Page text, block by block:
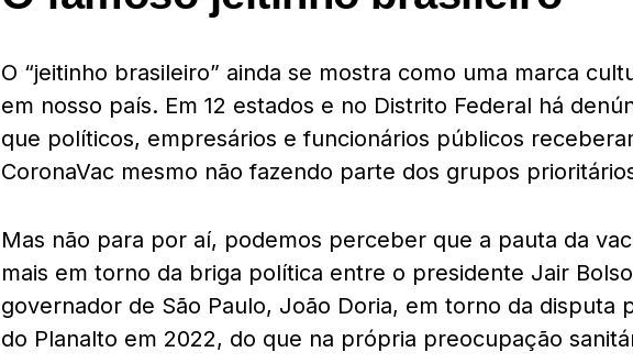
O “jeitinho brasileiro” ainda se mostra como uma marca
em nosso país. Em 12 estados e no Distrito Federal há
que políticos, empresários e funcionários públicos
CoronaVac mesmo não fazendo parte dos grupos
Mas não para por aí, podemos perceber que a pauta da
mais em torno da briga política entre o presidente Jair
governador de São Paulo, João Doria, em torno da disputa
do Planalto em 2022, do que na própria preocupação